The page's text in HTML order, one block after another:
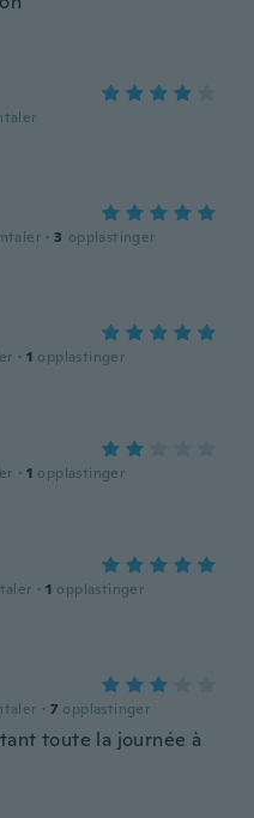
· 3 opplastinger
· 1 opplastinger
· 1 opplastinger
· 1 opplastinger
· 7 opplastinger
toute la journée à